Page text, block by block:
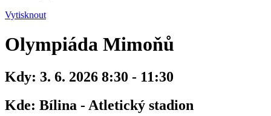
Vytisknout
Olympiáda Mimoňů
Kdy: 3. 6. 2026 8:30 - 11:30
Kde: Bílina - Atletický stadion